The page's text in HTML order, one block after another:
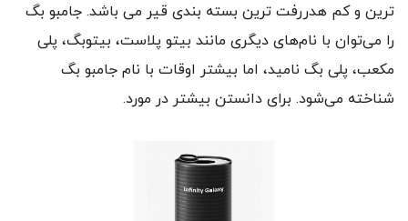
ترین و کم هدررفت ترین بسته بندی قیر می باشد. جامبو بگ
را می‌توان با نام‌های دیگری مانند بیتو پلاست، بیتوبگ، پلی
مکعب، پلی بگ نامید، اما بیشتر اوقات با نام جامبو بگ
شناخته می‌شود. برای دانستن بیشتر در مورد.